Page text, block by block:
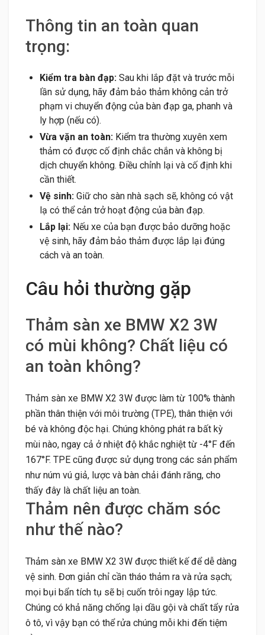
Thông tin an toàn quan
trọng:
Kiểm tra bàn đạp: Sau khi lắp đặt và trước mỗi
lần sử dụng, hãy đảm bảo thảm không cản trở
phạm vi chuyển động của bàn đạp ga, phanh và
ly hợp (nếu có).
Vừa vặn an toàn: Kiểm tra thường xuyên xem
thảm có được cố định chắc chắn và không bị
dịch chuyển không. Điều chỉnh lại và cố định khi
cần thiết.
Vệ sinh: Giữ cho sàn nhà sạch sẽ, không có vật
lạ có thể cản trở hoạt động của bàn đạp.
Lắp lại: Nếu xe của bạn được bảo dưỡng hoặc
vệ sinh, hãy đảm bảo thảm được lắp lại đúng
cách và an toàn.
Câu hỏi thường gặp
Thảm sàn xe BMW X2 3W
có mùi không? Chất liệu có
an toàn không?
Thảm sàn xe BMW X2 3W được làm từ 100% thành
phần thân thiện với môi trường (TPE), thân thiện với
bé và không độc hại. Chúng không phát ra bất kỳ
mùi nào, ngay cả ở nhiệt độ khắc nghiệt từ -4°F đến
167°F. TPE cũng được sử dụng trong các sản phẩm
như núm vú giả, lược và bàn chải đánh răng, cho
thấy đây là chất liệu an toàn.
Thảm nên được chăm sóc
như thế nào?
Thảm sàn xe BMW X2 3W được thiết kế để dễ dàng
vệ sinh. Đơn giản chỉ cần tháo thảm ra và rửa sạch;
mọi bụi bẩn tích tụ sẽ bị cuốn trôi ngay lập tức.
Chúng có khả năng chống lại dầu gội và chất tẩy rửa
ô tô, vì vậy bạn có thể rửa chúng mỗi khi đến tiệm